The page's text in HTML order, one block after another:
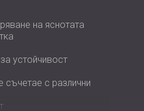
на яснотата
устойчивост
с различни